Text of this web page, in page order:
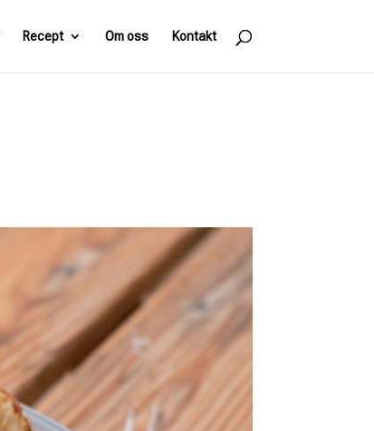
Recept Om oss Kontakt